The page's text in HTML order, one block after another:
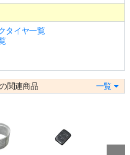
タイヤ一覧
関連商品 一覧